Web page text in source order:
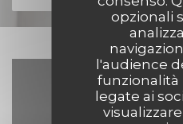
opzionali
l'audience
funzionalità
legate ai